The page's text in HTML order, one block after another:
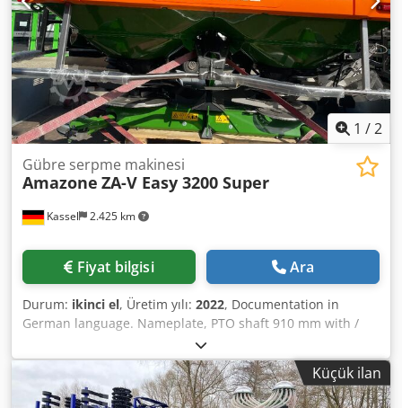
1 /2
Kassel 2.425 km
Gübre serpme makinesi
Amazone ZA-V Easy 3200 Super
Fiyat bilgisi Ara
Durum: ikinci el, Üretim yılı: 2022, Documentation in
German language. Nameplate, PTO shaft 910 mm with /
friction clutch. Container attachment L 3200, welded,
factory-installed. Mud flaps L / and ladders. LED rear
lighting for road use. Roll tarp L / with manual operation.
Dsdpfxsrxr R So Ai Nock
Küçük ilan